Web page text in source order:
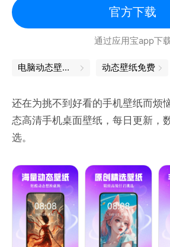
【一键设置】
一键操作，直接下载动态壁纸到本
桌面。界面简洁清爽，操作简单方便
网络流行动态壁纸，每天更新
不一样的感觉，换一款属于自己的
内容来源于用户上传，如果您是某
发现某项内容侵犯了您的权利，您
箱向我们提交书面通知，要求我们
蔽、断开该内容的链接，通知书需
为单位则需加盖单位公章。
【联系邮箱】：
官方下载
通过应用宝app下
电脑动态壁纸软件 动态壁纸免费
还在为挑不到好看的手机壁纸而烦
态高清手机桌面壁纸，每日更新，
选。
风、动态炫酷、情侣壁纸、清新可
壁纸秀全都有
【精选壁纸】每一个壁纸都有我们
喜欢
【神图壁纸】海量神图壁纸，超火